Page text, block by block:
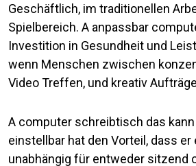
Geschäftlich, im traditionellen
Spielbereich. A anpassbar
Investition in Gesundheit und
wenn Menschen zwischen
Video Treffen, und kreativ
A computer schreibtisch das
einstellbar hat den Vorteil, dass er
unabhängig für entweder sitzend